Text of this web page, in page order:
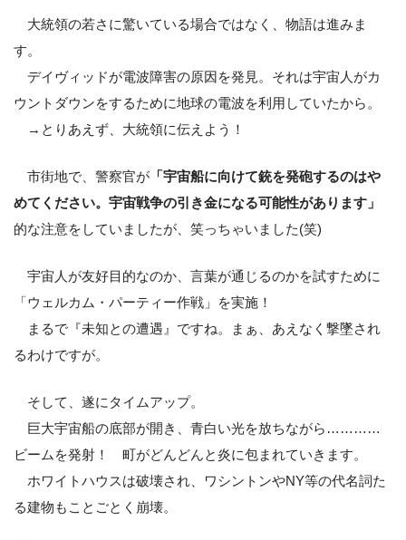
大統領の若さに驚いている場合ではなく、物語は進みま
す。
デイヴィッドが電波障害の原因を発見。それは宇宙人がカ
ウントダウンをするために地球の電波を利用していたから。
→とりあえず、大統領に伝えよう！
市街地で、警察官が 「宇宙船に向けて銃を発砲するのはや
めてください。宇宙戦争の引き金になる可能性があります」
的な注意をしていましたが、笑っちゃいました(笑)
宇宙人が友好目的なのか、言葉が通じるのかを試すために
「ウェルカム・パーティー作戦」を実施！
まるで『未知との遭遇』ですね。まぁ、あえなく撃墜され
るわけですが。
そして、遂にタイムアップ。
巨大宇宙船の底部が開き、青白い光を放ちながら…………
ビームを発射！ 町がどんどんと炎に包まれていきます。
ホワイトハウスは破壊され、ワシントンやNY等の代名詞た
る建物もことごとく崩壊。